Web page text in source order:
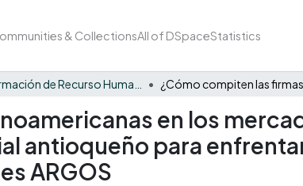
& CollectionsAll of DSpaceStatistics
en los
antioqueño para
ARGOS